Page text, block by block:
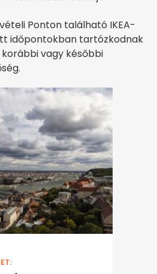
Ponton található IKEA-
időpontokban tartózkodnak
vagy későbbi